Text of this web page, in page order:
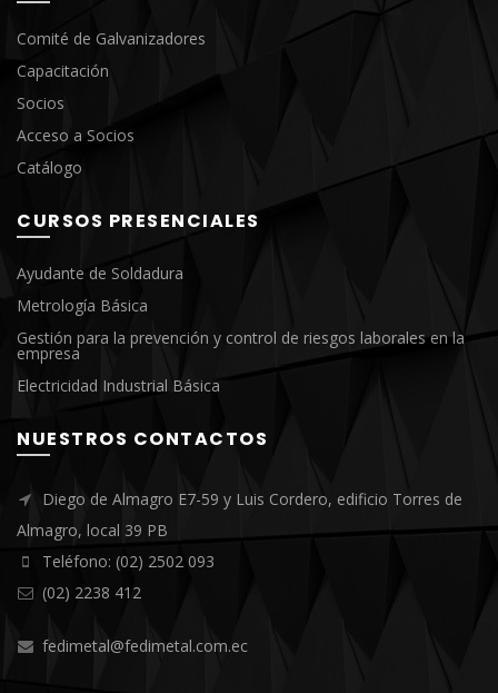
Comité de Galvanizadores
Capacitación
Socios
Acceso a Socios
Catálogo
CURSOS PRESENCIALES
Ayudante de Soldadura
Metrología Básica
Gestión para la prevención y control de riesgos laborales en la
empresa
Electricidad Industrial Básica
NUESTROS CONTACTOS
Diego de Almagro E7-59 y Luis Cordero, edificio Torres de
Almagro, local 39 PB
Teléfono: (02) 2502 093
(02) 2238 412
fedimetal@fedimetal.com.ec